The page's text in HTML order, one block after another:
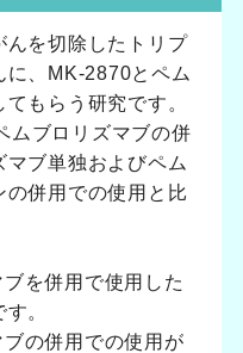
んを切除したトリプ
に、MK-2870とペム
もらう研究です。
ムブロリズマブの併
ブ単独およびペム
の併用での使用と比
を併用で使用した
。
の併用での使用が